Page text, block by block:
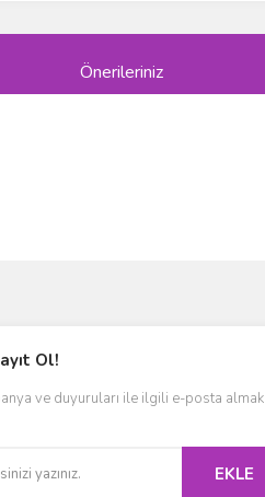
Önerileriniz
Ol!
ve duyuruları ile ilgili e-posta almak
EKLE